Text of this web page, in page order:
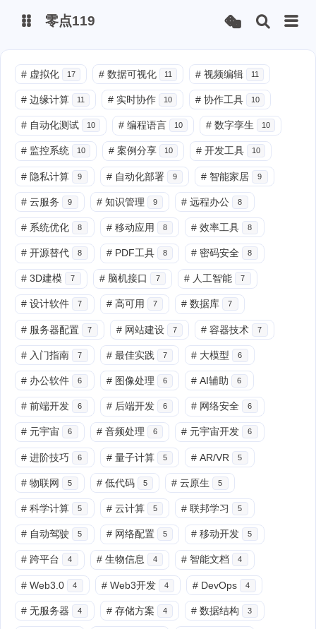
微博
抖音
零点119
# 虚拟化 17 # 数据可视化 11 # 视频编辑 11
# 边缘计算 11 # 实时协作 10 # 协作工具 10
# 自动化测试 10 # 编程语言 10 # 数字孪生 10
# 监控系统 10 # 案例分享 10 # 开发工具 10
# 隐私计算 9 # 自动化部署 9 # 智能家居 9
# 云服务 9 # 知识管理 9 # 远程办公 8
# 系统优化 8 # 移动应用 8 # 效率工具 8
# 开源替代 8 # PDF工具 8 # 密码安全 8
# 3D建模 7 # 脑机接口 7 # 人工智能 7
# 设计软件 7 # 高可用 7 # 数据库 7
# 服务器配置 7 # 网站建设 7 # 容器技术 7
# 入门指南 7 # 最佳实践 7 # 大模型 6
# 办公软件 6 # 图像处理 6 # AI辅助 6
# 前端开发 6 # 后端开发 6 # 网络安全 6
# 元宇宙 6 # 音频处理 6 # 元宇宙开发 6
# 进阶技巧 6 # 量子计算 5 # AR/VR 5
# 物联网 5 # 低代码 5 # 云原生 5
# 科学计算 5 # 云计算 5 # 联邦学习 5
# 自动驾驶 5 # 网络配置 5 # 移动开发 5
# 跨平台 4 # 生物信息 4 # 智能文档 4
# Web3.0 4 # Web3开发 4 # DevOps 4
# 无服务器 4 # 存储方案 4 # 数据结构 3